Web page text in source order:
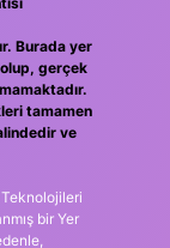
Burada yer
gerçek
tamamen
ve
bir Yer